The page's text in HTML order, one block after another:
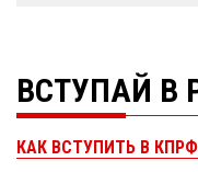
ВСТУПАЙ В
КАК ВСТУПИТЬ В